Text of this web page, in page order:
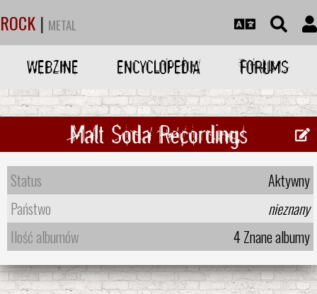
ROCK | METAL
WEBZINE ENCYCLOPEDIA FORUMS
Malt Soda Recordings
Status
Aktywny
Państwo
nieznany
Ilość albumów
4 Znane albumy